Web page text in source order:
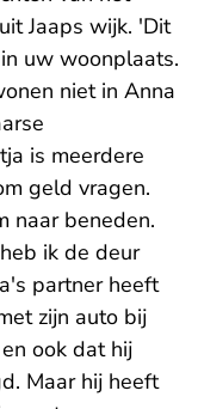
Jaaps wijk. 'Dit
uw woonplaats.
niet in Anna
is meerdere
geld vragen.
naar beneden.
ik de deur
partner heeft
zijn auto bij
ook dat hij
Maar hij heeft